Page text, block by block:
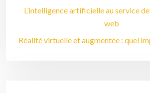
L’intelligence artificielle au service
web
Réalité virtuelle et augmentée : quel